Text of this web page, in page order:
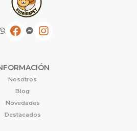
Nosotros
Blog
Novedades
Destacados